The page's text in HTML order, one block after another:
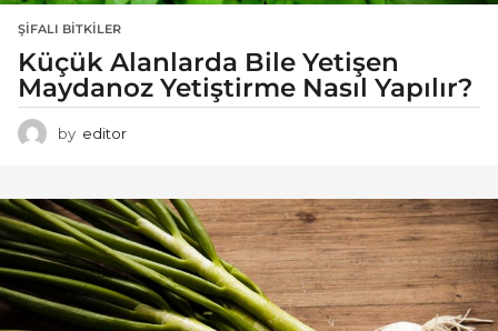
ŞIFALI BITKILER
Küçük Alanlarda Bile Yetişen
Maydanoz Yetiştirme Nasıl Yapılır?
by editor